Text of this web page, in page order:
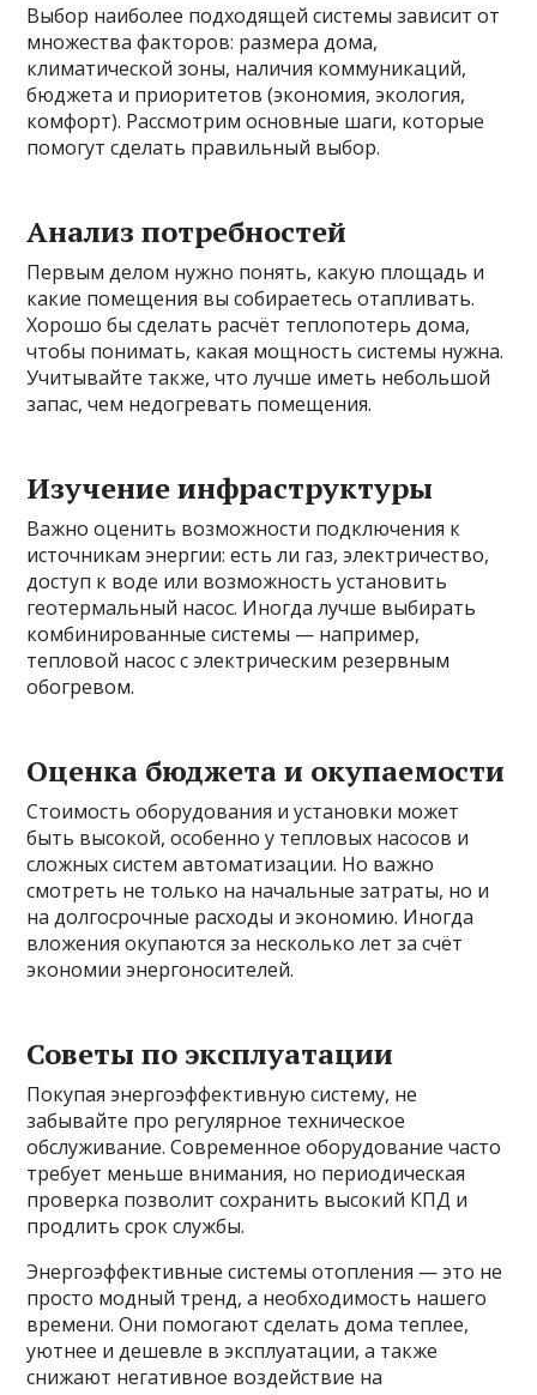
Выбор наиболее подходящей системы зависит от
множества факторов: размера дома,
климатической зоны, наличия коммуникаций,
бюджета и приоритетов (экономия, экология,
комфорт). Рассмотрим основные шаги, которые
помогут сделать правильный выбор.
Анализ потребностей
Первым делом нужно понять, какую площадь и
какие помещения вы собираетесь отапливать.
Хорошо бы сделать расчёт теплопотерь дома,
чтобы понимать, какая мощность системы нужна.
Учитывайте также, что лучше иметь небольшой
запас, чем недогревать помещения.
Изучение инфраструктуры
Важно оценить возможности подключения к
источникам энергии: есть ли газ, электричество,
доступ к воде или возможность установить
геотермальный насос. Иногда лучше выбирать
комбинированные системы — например,
тепловой насос с электрическим резервным
обогревом.
Оценка бюджета и окупаемости
Стоимость оборудования и установки может
быть высокой, особенно у тепловых насосов и
сложных систем автоматизации. Но важно
смотреть не только на начальные затраты, но и
на долгосрочные расходы и экономию. Иногда
вложения окупаются за несколько лет за счёт
экономии энергоносителей.
Советы по эксплуатации
Покупая энергоэффективную систему, не
забывайте про регулярное техническое
обслуживание. Современное оборудование часто
требует меньше внимания, но периодическая
проверка позволит сохранить высокий КПД и
продлить срок службы.
Энергоэффективные системы отопления — это не
просто модный тренд, а необходимость нашего
времени. Они помогают сделать дома теплее,
уютнее и дешевле в эксплуатации, а также
снижают негативное воздействие на